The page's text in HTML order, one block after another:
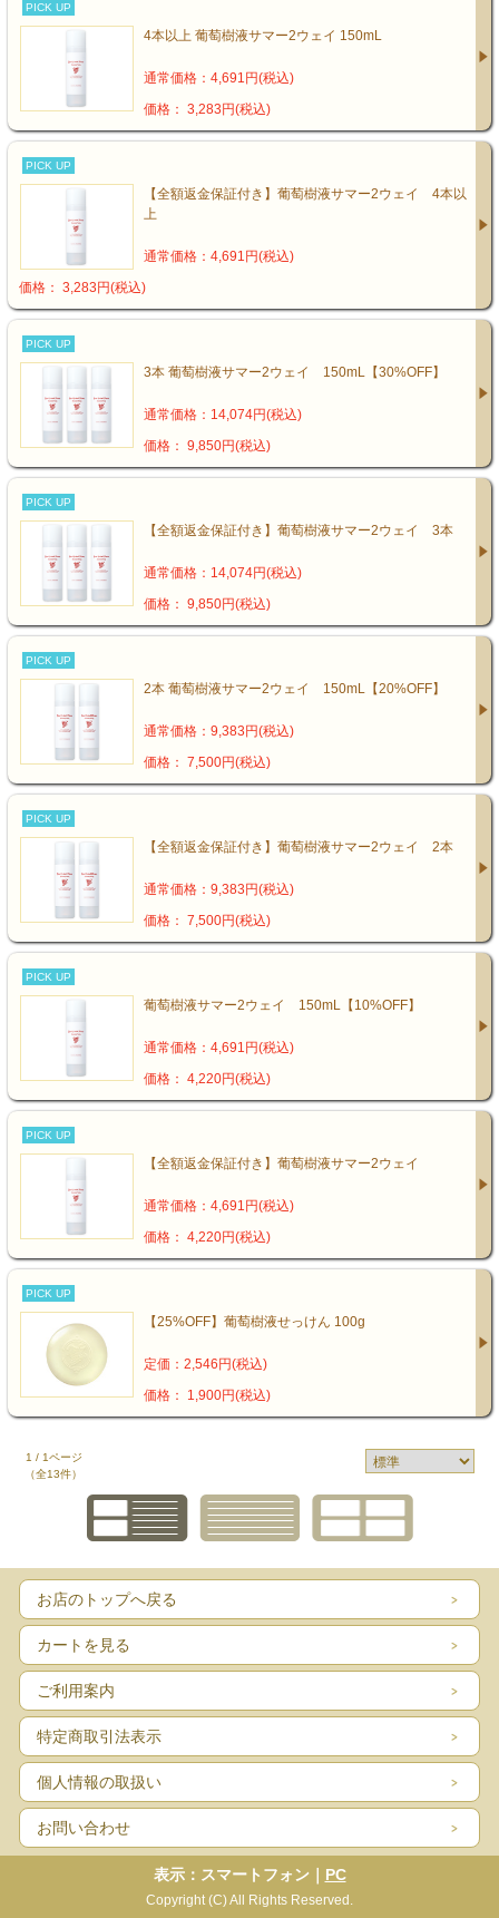
PICK UP
4本以上 葡萄樹液サマー2ウェイ 150mL
通常価格：4,691円(税込)
価格： 3,283円(税込)
PICK UP
【全額返金保証付き】葡萄樹液サマー2ウェイ 4本以
上
通常価格：4,691円(税込)
価格： 3,283円(税込)
PICK UP
3本 葡萄樹液サマー2ウェイ 150mL【30%OFF】
通常価格：14,074円(税込)
価格： 9,850円(税込)
PICK UP
【全額返金保証付き】葡萄樹液サマー2ウェイ 3本
通常価格：14,074円(税込)
価格： 9,850円(税込)
PICK UP
2本 葡萄樹液サマー2ウェイ 150mL【20%OFF】
通常価格：9,383円(税込)
価格： 7,500円(税込)
PICK UP
【全額返金保証付き】葡萄樹液サマー2ウェイ 2本
通常価格：9,383円(税込)
価格： 7,500円(税込)
PICK UP
葡萄樹液サマー2ウェイ 150mL【10%OFF】
通常価格：4,691円(税込)
価格： 4,220円(税込)
PICK UP
【全額返金保証付き】葡萄樹液サマー2ウェイ
通常価格：4,691円(税込)
価格： 4,220円(税込)
PICK UP
【25%OFF】葡萄樹液せっけん 100g
定価：2,546円(税込)
価格： 1,900円(税込)
1 / 1ページ
（全13件）
お店のトップへ戻る
カートを見る
ご利用案内
特定商取引法表示
個人情報の取扱い
お問い合わせ
表示：スマートフォン｜ PC
Copyright (C) All Rights Reserved.